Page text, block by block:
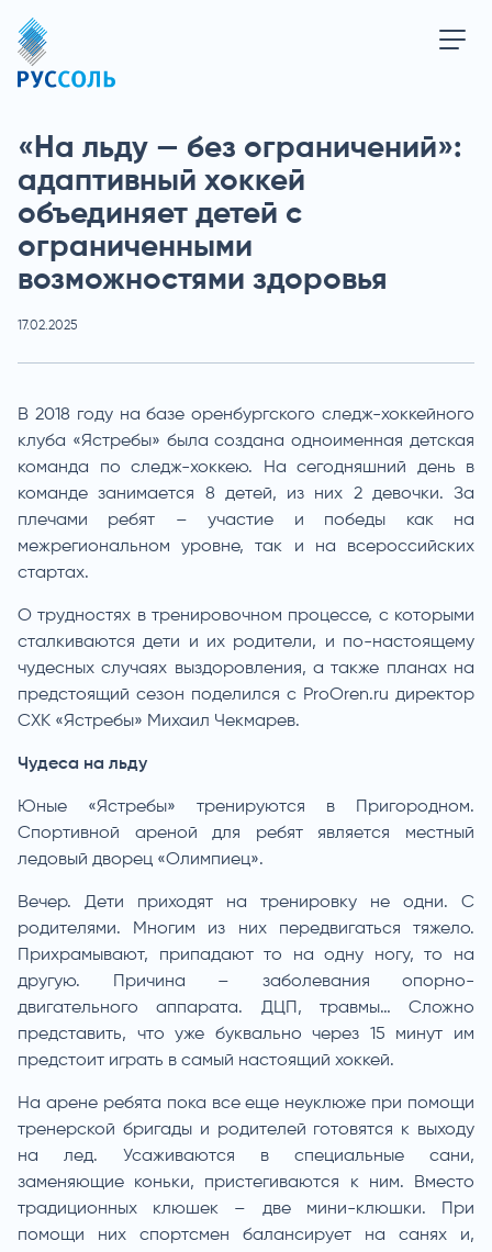
«На льду — без ограничений»:
адаптивный хоккей
объединяет детей с
ограниченными
возможностями здоровья
17.02.2025
В 2018 году на базе оренбургского следж-хоккейного
клуба «Ястребы» была создана одноименная детская
команда по следж-хоккею. На сегодняшний день в
команде занимается 8 детей, из них 2 девочки. За
плечами ребят – участие и победы как на
межрегиональном уровне, так и на всероссийских
стартах.
О трудностях в тренировочном процессе, с которыми
сталкиваются дети и их родители, и по-настоящему
чудесных случаях выздоровления, а также планах на
предстоящий сезон поделился с ProOren.ru директор
СХК «Ястребы» Михаил Чекмарев.
Чудеса на льду
Юные «Ястребы» тренируются в Пригородном.
Спортивной ареной для ребят является местный
ледовый дворец «Олимпиец».
Вечер. Дети приходят на тренировку не одни. С
родителями. Многим из них передвигаться тяжело.
Прихрамывают, припадают то на одну ногу, то на
другую. Причина – заболевания опорно-
двигательного аппарата. ДЦП, травмы… Сложно
представить, что уже буквально через 15 минут им
предстоит играть в самый настоящий хоккей.
На арене ребята пока все еще неуклюже при помощи
тренерской бригады и родителей готовятся к выходу
на лед. Усаживаются в специальные сани,
заменяющие коньки, пристегиваются к ним. Вместо
традиционных клюшек – две мини-клюшки. При
помощи них спортсмен балансирует на санях и,